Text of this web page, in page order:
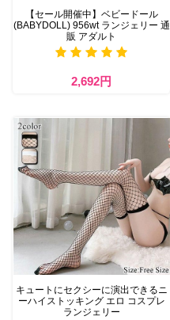
【セール開催中】ベビードール
(BABYDOLL) 956wt ランジェリー 通
販 アダルト
2,692円
キュートにセクシーに演出できるニ
ーハイストッキング エロ コスプレ
ランジェリー